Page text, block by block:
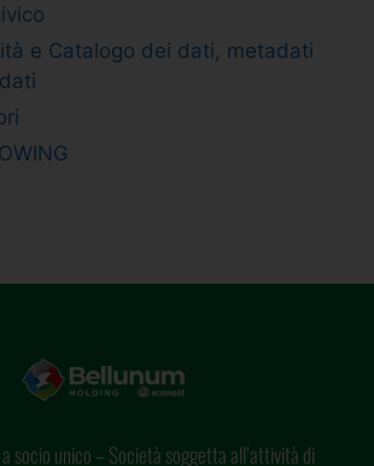
e Catalogo dei dati, metadati
a socio unico – Società soggetta all’attività di